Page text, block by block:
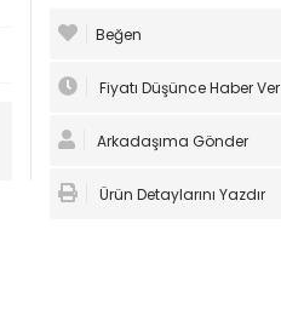
Beğen
Fiyatı Düşünce Haber Ver
Arkadaşıma Gönder
Ürün Detaylarını Yazdır